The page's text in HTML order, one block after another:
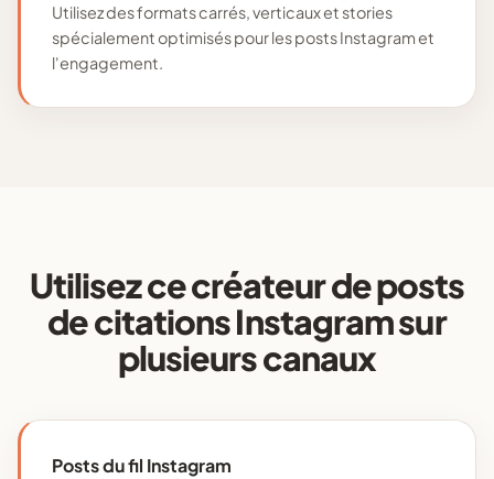
Utilisez des formats carrés, verticaux et stories
spécialement optimisés pour les posts Instagram et
l'engagement.
Utilisez ce créateur de posts
de citations Instagram sur
plusieurs canaux
Posts du fil Instagram